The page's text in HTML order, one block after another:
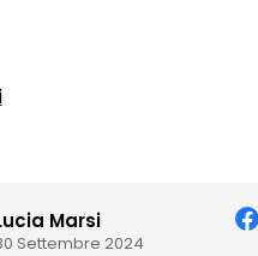
Marsi
Settembre 2024